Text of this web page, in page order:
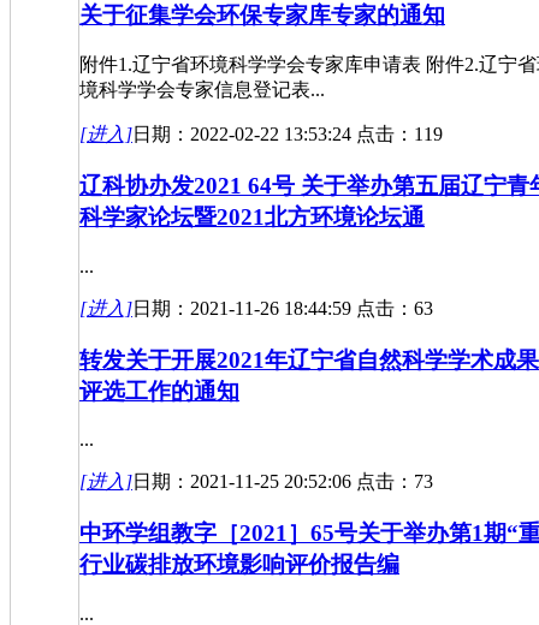
关于征集学会环保专家库专家的通知
附件1.辽宁省环境科学学会专家库申请表 附件2.辽宁
境科学学会专家信息登记表...
[进入]日期：2022-02-22 13:53:24 点击：119
辽科协办发2021 64号 关于举办第五届辽宁青
科学家论坛暨2021北方环境论坛通
...
[进入]日期：2021-11-26 18:44:59 点击：63
转发关于开展2021年辽宁省自然科学学术成
评选工作的通知
...
[进入]日期：2021-11-25 20:52:06 点击：73
中环学组教字［2021］65号关于举办第1期“
行业碳排放环境影响评价报告编
...